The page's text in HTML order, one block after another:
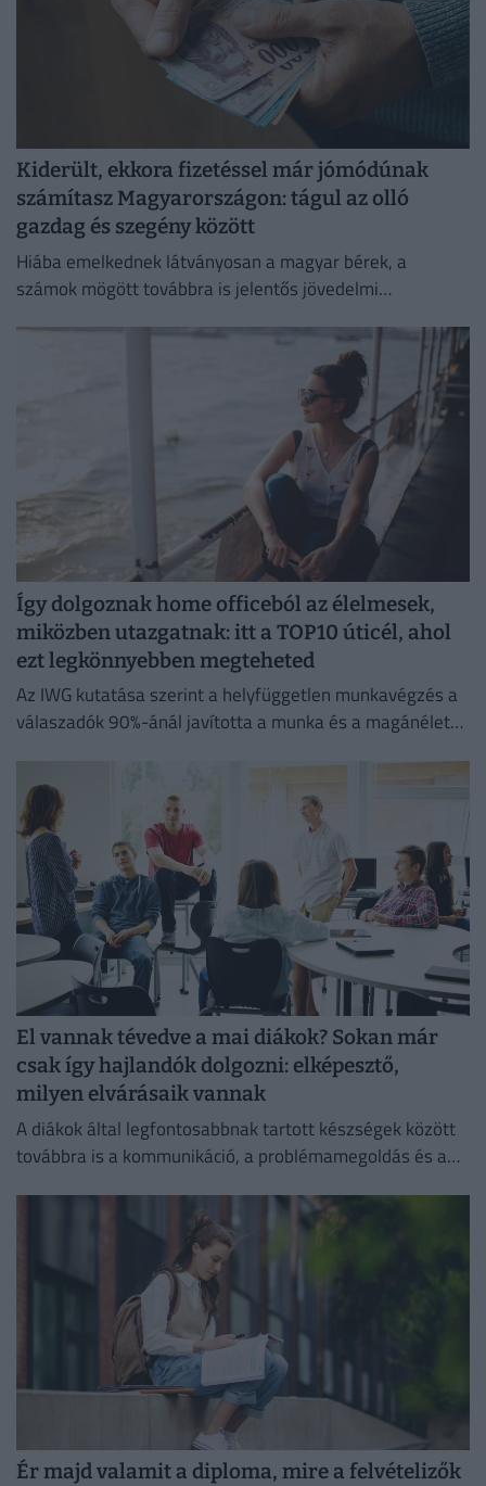
Kiderült, ekkora fizetéssel már jómódúnak
számítasz Magyarországon: tágul az olló
gazdag és szegény között
Hiába emelkednek látványosan a magyar bérek, a
számok mögött továbbra is jelentős jövedelmi
Így dolgoznak home officeból az élelmesek,
miközben utazgatnak: itt a TOP10 úticél, ahol
ezt legkönnyebben megteheted
Az IWG kutatása szerint a helyfüggetlen munkavégzés a
válaszadók 90%-ánál javította a munka és a magánélet
El vannak tévedve a mai diákok? Sokan már
csak így hajlandók dolgozni: elképesztő,
milyen elvárásaik vannak
A diákok által legfontosabbnak tartott készségek között
továbbra is a kommunikáció, a problémamegoldás és a
Ér majd valamit a diploma, mire a felvételizők